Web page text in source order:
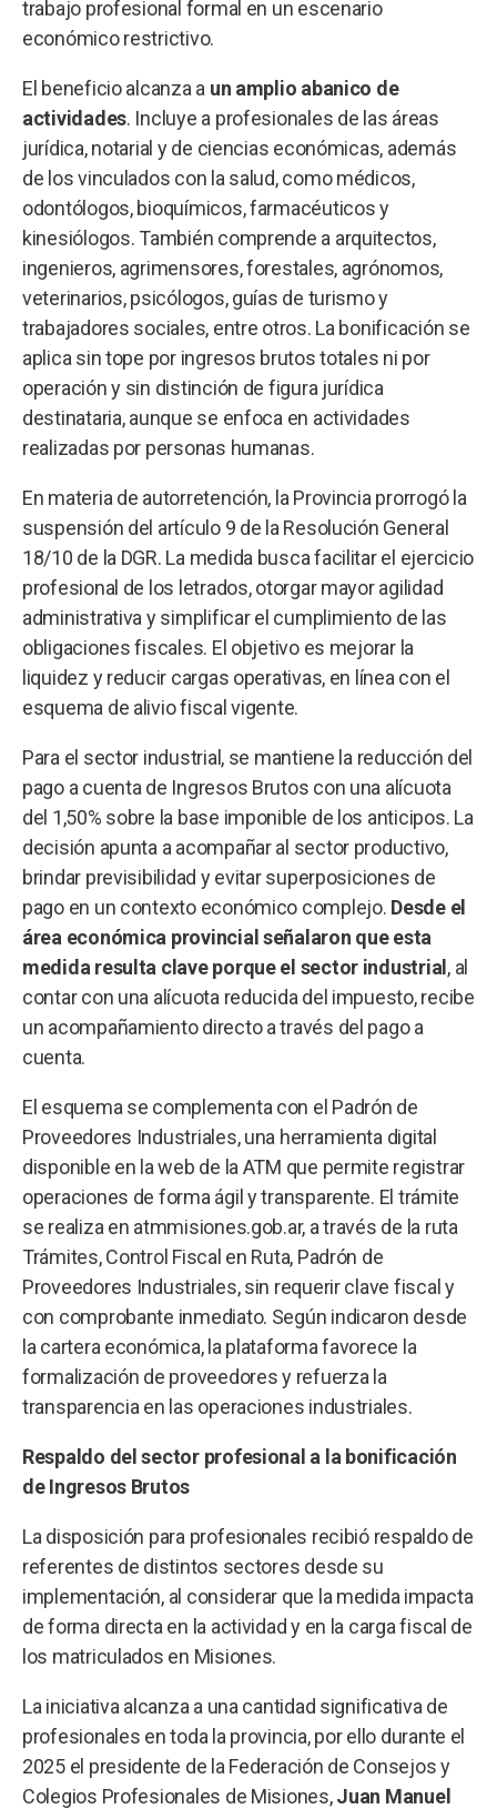
trabajo profesional formal en un escenario
económico restrictivo.
El beneficio alcanza a un amplio abanico de
actividades. Incluye a profesionales de las áreas
jurídica, notarial y de ciencias económicas, además
de los vinculados con la salud, como médicos,
odontólogos, bioquímicos, farmacéuticos y
kinesiólogos. También comprende a arquitectos,
ingenieros, agrimensores, forestales, agrónomos,
veterinarios, psicólogos, guías de turismo y
trabajadores sociales, entre otros. La bonificación se
aplica sin tope por ingresos brutos totales ni por
operación y sin distinción de figura jurídica
destinataria, aunque se enfoca en actividades
realizadas por personas humanas.
En materia de autorretención, la Provincia prorrogó la
suspensión del artículo 9 de la Resolución General
18/10 de la DGR. La medida busca facilitar el ejercicio
profesional de los letrados, otorgar mayor agilidad
administrativa y simplificar el cumplimiento de las
obligaciones fiscales. El objetivo es mejorar la
liquidez y reducir cargas operativas, en línea con el
esquema de alivio fiscal vigente.
Para el sector industrial, se mantiene la reducción del
pago a cuenta de Ingresos Brutos con una alícuota
del 1,50% sobre la base imponible de los anticipos. La
decisión apunta a acompañar al sector productivo,
brindar previsibilidad y evitar superposiciones de
pago en un contexto económico complejo. Desde el
área económica provincial señalaron que esta
medida resulta clave porque el sector industrial , al
contar con una alícuota reducida del impuesto, recibe
un acompañamiento directo a través del pago a
cuenta.
El esquema se complementa con el Padrón de
Proveedores Industriales, una herramienta digital
disponible en la web de la ATM que permite registrar
operaciones de forma ágil y transparente. El trámite
se realiza en atmmisiones.gob.ar, a través de la ruta
Trámites, Control Fiscal en Ruta, Padrón de
Proveedores Industriales, sin requerir clave fiscal y
con comprobante inmediato. Según indicaron desde
la cartera económica, la plataforma favorece la
formalización de proveedores y refuerza la
transparencia en las operaciones industriales.
Respaldo del sector profesional a la bonificación
de Ingresos Brutos
La disposición para profesionales recibió respaldo de
referentes de distintos sectores desde su
implementación, al considerar que la medida impacta
de forma directa en la actividad y en la carga fiscal de
los matriculados en Misiones.
La iniciativa alcanza a una cantidad significativa de
profesionales en toda la provincia, por ello durante el
2025 el presidente de la Federación de Consejos y
Colegios Profesionales de Misiones,Juan Manuel